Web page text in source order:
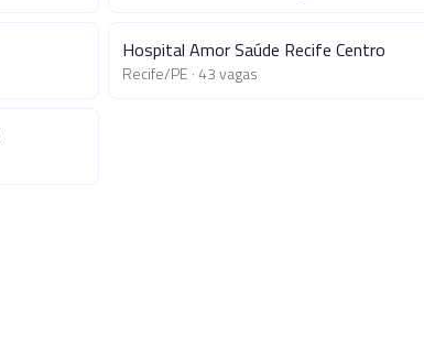
Hospital Amor Saúde Recife Centro
Recife/PE ·43 vagas